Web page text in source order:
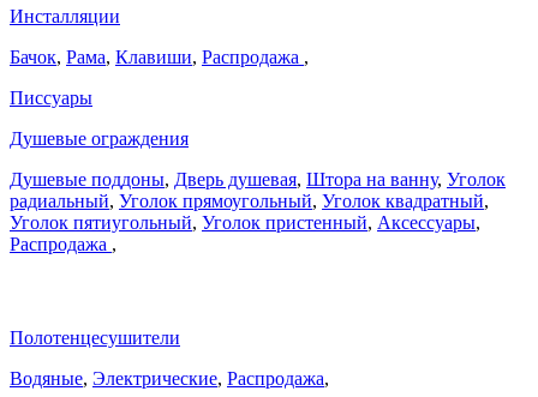
Инсталляции
Бачок, Рама, Клавиши, Распродажа ,
Писсуары
Душевые ограждения
Душевые поддоны, Дверь душевая, Штора на ванну, Уголок
радиальный, Уголок прямоугольный, Уголок квадратный,
Уголок пятиугольный, Уголок пристенный, Аксессуары,
Распродажа ,
Полотенцесушители
Водяные, Электрические, Распродажа,